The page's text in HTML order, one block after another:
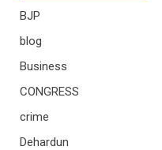
BJP
blog
Business
CONGRESS
crime
Dehardun